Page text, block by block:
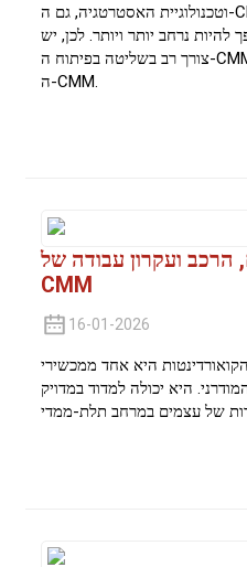
וטכנולוגיית האסטרטגיה, גם ה-CMM התפתח היטב, ויישומו
נרחב יותר ויותר. לכן, יש
צורך רב בשליטה בפיתוח ה-CMM. מאמר זה מנתח את התפתחות
ה-CMM.
הרכב ועקרון עבודה של
CMM
16-01-2026
היא אחד ממכשירי
היא יכולה למדוד במדויק